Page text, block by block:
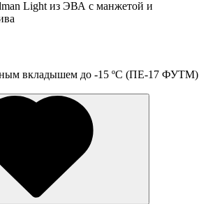
вкладышем до -15 ºС (ПЕ-17 ФУТМ)